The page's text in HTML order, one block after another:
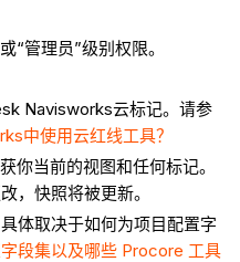
“管理员”级别权限。
Navisworks云标记。请参
中使用云红线工具？
你当前的视图和任何标记。
，快照将被更新。
体取决于如何为项目配置字
段集以及哪些 Procore 工具